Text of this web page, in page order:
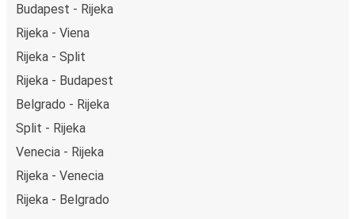
Budapest - Rijeka
Rijeka - Viena
Rijeka - Split
Rijeka - Budapest
Belgrado - Rijeka
Split - Rijeka
Venecia - Rijeka
Rijeka - Venecia
Rijeka - Belgrado